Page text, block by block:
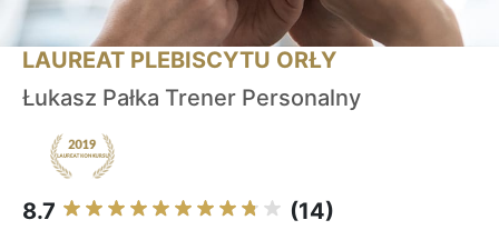
LAUREAT PLEBISCYTU ORŁY
Łukasz Pałka Trener Personalny
8.7 (14)